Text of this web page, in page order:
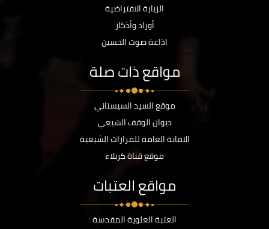
الزيارة الافتراضية
أوراد وأذكار
اذاعة صوت الحسين
مواقع ذات صلة
موقع السيد السيستاني
ديوان الوقف الشيعي
الامانة العامة للمزارات الشيعية
موقع قناة كربلاء
مواقع العتبات
العتبة العلوية المقدسة